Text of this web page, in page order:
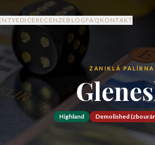
EDICE RECENZE BLOG FAQ KONTAKT
ZANIKLÁ PALÍRNA
Highland Demolished